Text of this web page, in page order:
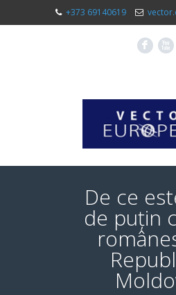
+373 69140619
F X
De ce
de puțin